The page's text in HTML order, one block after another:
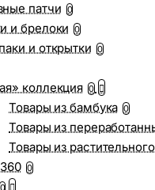
патчи 0
и брелоки 0
и открытки 0
коллекция 0
Товары из бамбука 0
Товары из
Товары из
0
0